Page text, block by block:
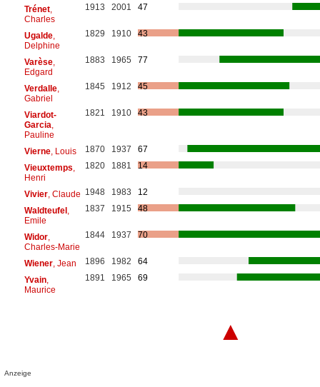
Trénet,
Charles
1913 2001 47
Ugalde,
Delphine
1829 1910 43
Varèse,
Edgard
1883 1965 77
Verdalle,
Gabriel
1845 1912 45
Viardot-
Garcia
Pauline
1821 1910 43
Vierne, Louis 1870 1937
67
Vieuxtemps
Henri
1820 1881 14
Vivier, Claude 1948 1983
12
Waldteufel,
Emile
1837 1915 48
Widor,
Charles-Marie
1844 1937 70
Wiener, Jean 1896 1982
64
Yvain,
Maurice
1891 1965 69
▲
Anzeige